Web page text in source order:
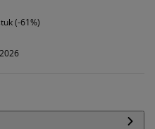
(-61%)